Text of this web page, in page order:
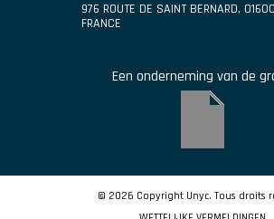
976 ROUTE DE SAINT BERNARD, 01600
FRANCE
Een onderneming van de
© 2026 Copyright Unyc. Tous droits